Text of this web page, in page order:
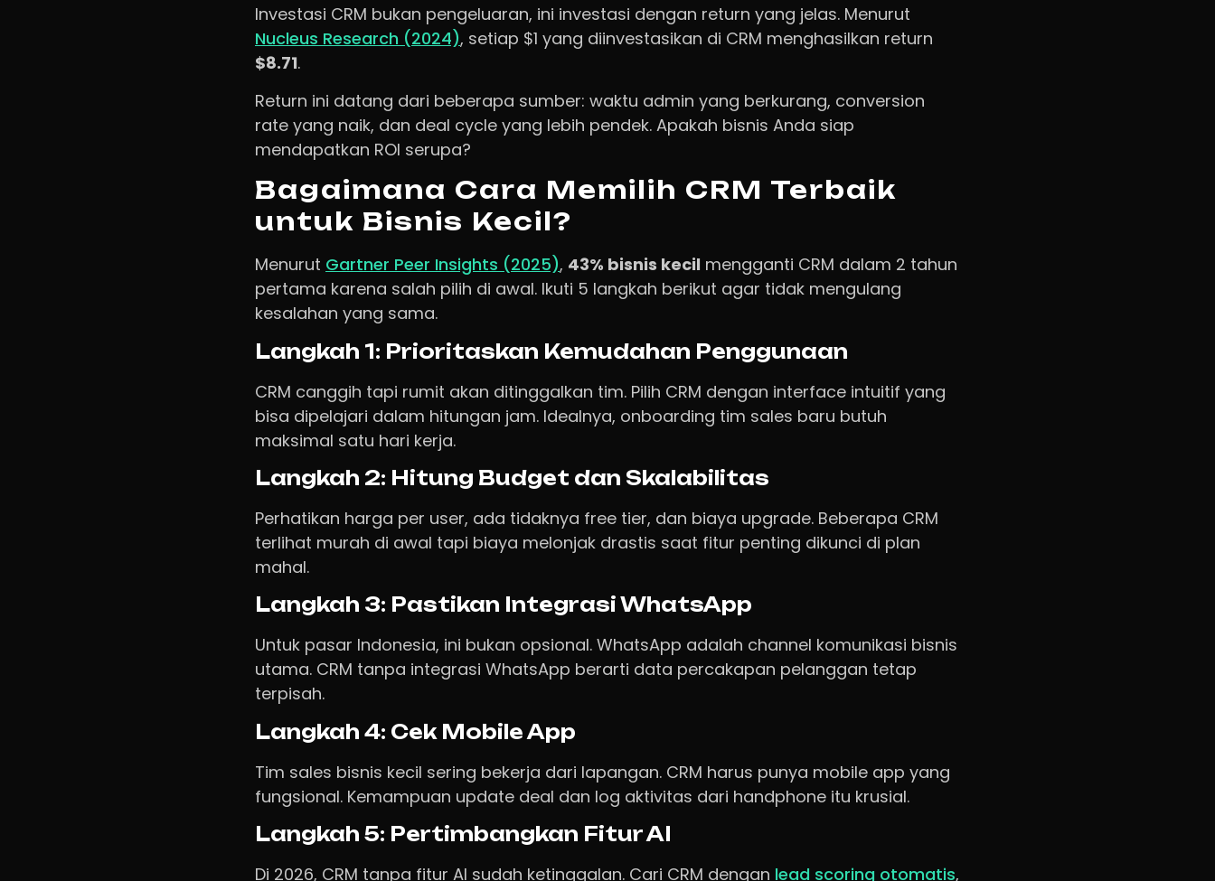
Investasi CRM bukan pengeluaran, ini investasi dengan return yang jelas. Menurut
Nucleus Research (2024), setiap $1 yang diinvestasikan di CRM menghasilkan return
$8.71.
Return ini datang dari beberapa sumber: waktu admin yang berkurang, conversion
rate yang naik, dan deal cycle yang lebih pendek. Apakah bisnis Anda siap
mendapatkan ROI serupa?
Bagaimana Cara Memilih CRM Terbaik
untuk Bisnis Kecil?
Menurut Gartner Peer Insights (2025), 43% bisnis kecil mengganti CRM dalam 2 tahun
pertama karena salah pilih di awal. Ikuti 5 langkah berikut agar tidak mengulang
kesalahan yang sama.
Langkah 1: Prioritaskan Kemudahan Penggunaan
CRM canggih tapi rumit akan ditinggalkan tim. Pilih CRM dengan interface intuitif yang
bisa dipelajari dalam hitungan jam. Idealnya, onboarding tim sales baru butuh
maksimal satu hari kerja.
Langkah 2: Hitung Budget dan Skalabilitas
Perhatikan harga per user, ada tidaknya free tier, dan biaya upgrade. Beberapa CRM
terlihat murah di awal tapi biaya melonjak drastis saat fitur penting dikunci di plan
mahal.
Langkah 3: Pastikan Integrasi WhatsApp
Untuk pasar Indonesia, ini bukan opsional. WhatsApp adalah channel komunikasi bisnis
utama. CRM tanpa integrasi WhatsApp berarti data percakapan pelanggan tetap
terpisah.
Langkah 4: Cek Mobile App
Tim sales bisnis kecil sering bekerja dari lapangan. CRM harus punya mobile app yang
fungsional. Kemampuan update deal dan log aktivitas dari handphone itu krusial.
Langkah 5: Pertimbangkan Fitur AI
Di 2026, CRM tanpa fitur AI sudah ketinggalan. Cari CRM dengan lead scoring otomatis,